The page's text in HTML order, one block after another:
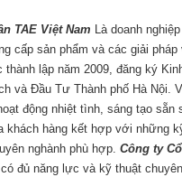
TAE Việt Nam Là doanh
cấp sản phẩm và các giải
lập năm 2009, đăng ký
và Đầu Tư Thành phố Hà Nội.
động nhiệt tình, sáng tạo sẵn
khách hàng kết hợp với những
nghành phù hợp. Công ty
có đủ năng lực và kỹ thuật
ALL RIGHTS RESERVED